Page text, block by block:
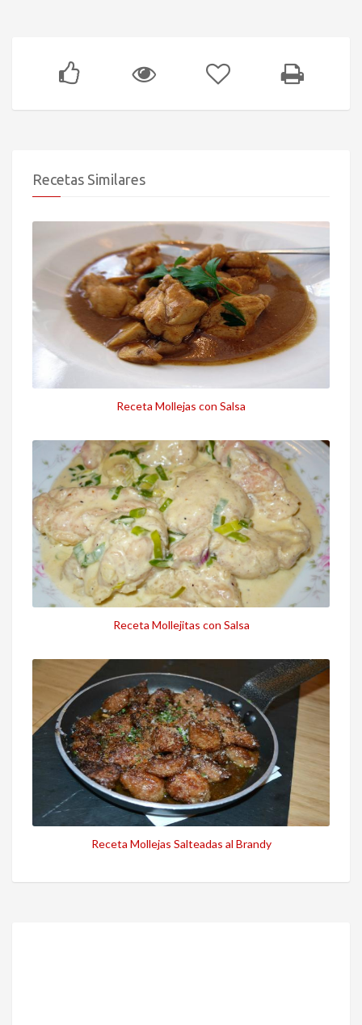
Recetas Similares
Receta Mollejas con Salsa
Receta Mollejitas con Salsa
Receta Mollejas Salteadas al Brandy